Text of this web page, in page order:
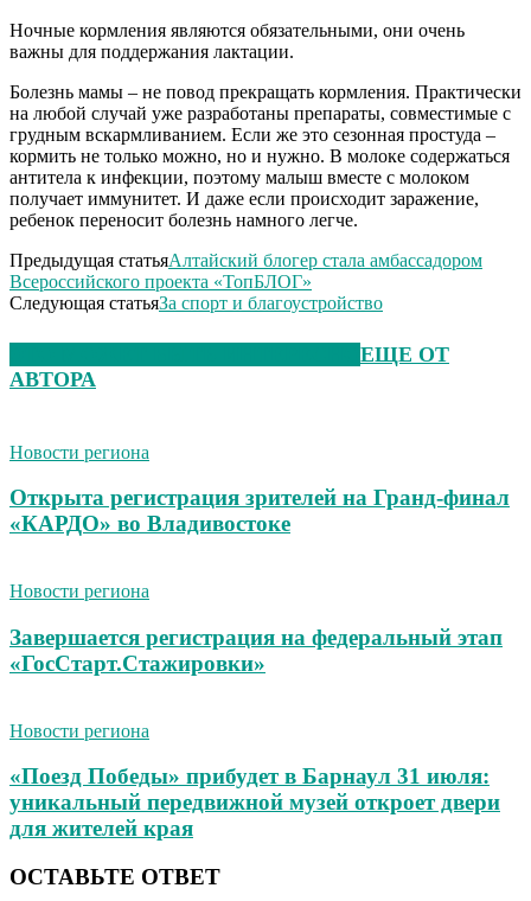
Ночные кормления являются обязательными, они очень
важны для поддержания лактации.
Болезнь мамы – не повод прекращать кормления. Практически
на любой случай уже разработаны препараты, совместимые с
грудным вскармливанием. Если же это сезонная простуда –
кормить не только можно, но и нужно. В молоке содержаться
антитела к инфекции, поэтому малыш вместе с молоком
получает иммунитет. И даже если происходит заражение,
ребенок переносит болезнь намного легче.
Предыдущая статьяАлтайский блогер стала амбассадором
Всероссийского проекта «ТопБЛОГ»
Следующая статьяЗа спорт и благоустройство
ЕЩЕ ОТ
АВТОРА
Новости региона
Открыта регистрация зрителей на Гранд-финал
«КАРДО» во Владивостоке
Новости региона
Завершается регистрация на федеральный этап
«ГосСтарт.Стажировки»
Новости региона
«Поезд Победы» прибудет в Барнаул 31 июля:
уникальный передвижной музей откроет двери
для жителей края
ОСТАВЬТЕ ОТВЕТ